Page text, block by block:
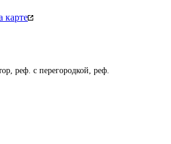
карте
реф. с перегородкой, реф.